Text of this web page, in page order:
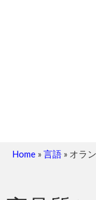
Home » 言語 » オラ